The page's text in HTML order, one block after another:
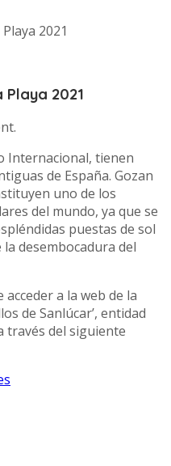
2021
2021
Internacional, tienen
de España. Gozan
uno de los
del mundo, ya que se
puestas de sol
desembocadura del
a la web de la
de Sanlúcar’, entidad
través del siguiente